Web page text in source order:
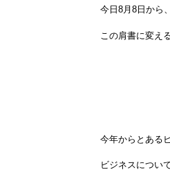
今日8月8日から、
この肩書に変え
今年からとある
ビジネスについ